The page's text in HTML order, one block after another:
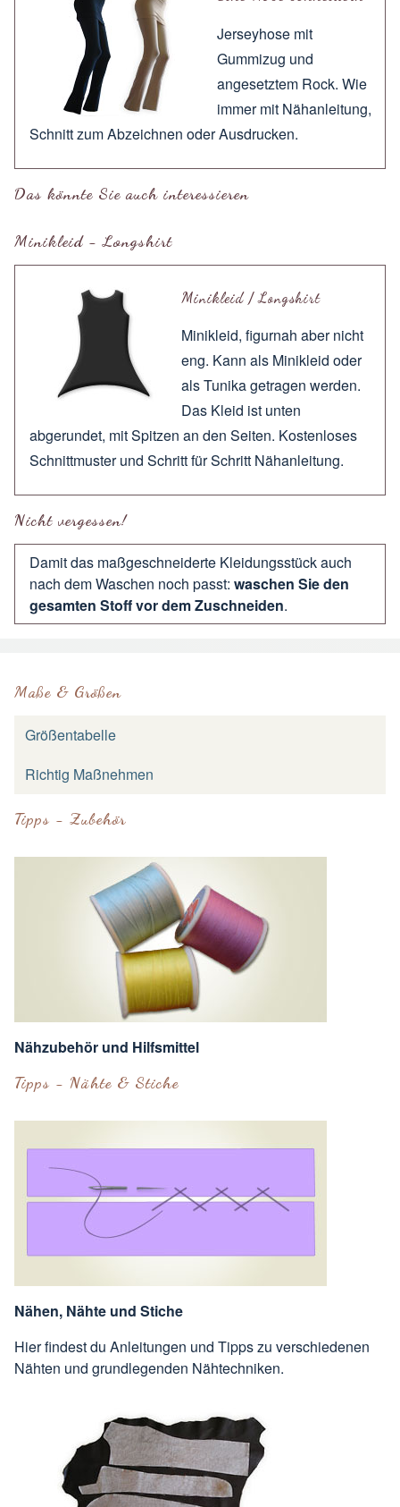
Jerseyhose mit
Gummizug und
angesetztem Rock. Wie
immer mit Nähanleitung,
Schnitt zumAbzeichnen oderAusdrucken.
Das könnte Sie auch interessieren
Minikleid - Longshirt
Minikleid / Longshirt
Minikleid, figurnah aber nicht
eng. Kann als Minikleid oder
als Tunika getragen werden.
Das Kleid ist unten
abgerundet, mit Spitzen an den Seiten. Kostenloses
Schnittmuster und Schritt für Schritt Nähanleitung.
Nicht vergessen!
Damit das maßgeschneiderte Kleidungsstück auch
nach dem Waschen noch passt: waschen Sie den
gesamten Stoff vor dem Zuschneiden.
Maße & Größen
Größentabelle
Richtig Maßnehmen
Tipps - Zubehör
Nähzubehör und Hilfsmittel
Tipps - Nähte & Stiche
Nähen, Nähte und Stiche
Hier findest du Anleitungen und Tipps zu verschiedenen
Nähten und grundlegenden Nähtechniken.